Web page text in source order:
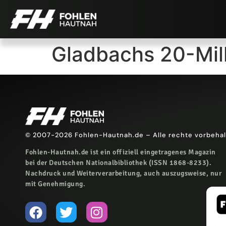
Gladbachs 20-
© 2007-2026 Fohlen-Hautnah.de – Alle rechte
Fohlen-Hautnah.de ist ein offiziell eingetragenes Magazin
bei der Deutschen Nationalbibliothek (ISSN 1868-8233).
Nachdruck und Weiterverarbeitung, auch auszugsweise, nur
mit Genehmigung.